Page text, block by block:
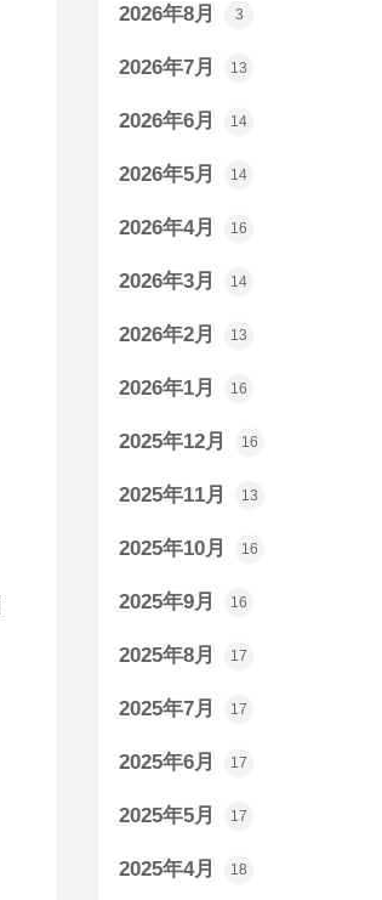
2026年8月 3
2026年7月 13
2026年6月 14
2026年5月 14
2026年4月 16
2026年3月 14
2026年2月 13
2026年1月 16
2025年12月 16
2025年11月 13
2025年10月 16
2025年9月 16
2025年8月 17
2025年7月 17
2025年6月 17
2025年5月 17
2025年4月 18